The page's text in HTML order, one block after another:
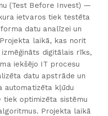
(Test Before Invest) —
ietvaros tiek testēta
datu analīzei un
laikā, kas norit
digitālais rīks,
iekšējo IT procesu
datu apstrāde un
automatizēta kļūdu
tiek optimizēta sistēmu
Projekta laikā